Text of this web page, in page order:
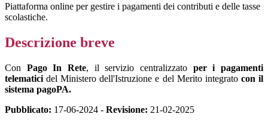
Piattaforma online per gestire i pagamenti dei contributi e delle tasse
scolastiche.
Descrizione breve
Con Pago In Rete, il servizio centralizzato per i pagamenti
telematici del Ministero dell'Istruzione e del Merito integrato con il
sistema pagoPA.
Pubblicato: 17-06-2024 - Revisione: 21-02-2025